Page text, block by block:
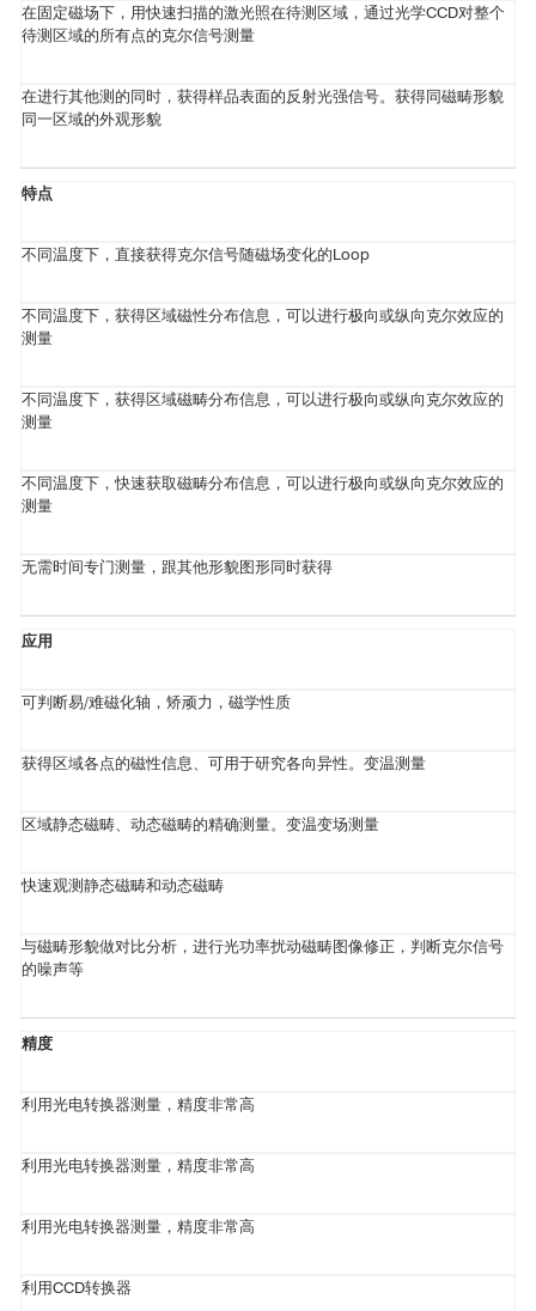
在固定磁场下，用快速扫描的激光照在待测区域，通过光学CCD对整个
待测区域的所有点的克尔信号测量
在进行其他测的同时，获得样品表面的反射光强信号。获得同磁畴形貌
同一区域的外观形貌
特点
不同温度下，直接获得克尔信号随磁场变化的Loop
不同温度下，获得区域磁性分布信息，可以进行极向或纵向克尔效应的
测量
不同温度下，获得区域磁畴分布信息，可以进行极向或纵向克尔效应的
测量
不同温度下，快速获取磁畴分布信息，可以进行极向或纵向克尔效应的
测量
无需时间专门测量，跟其他形貌图形同时获得
应用
可判断易/难磁化轴，矫顽力，磁学性质
获得区域各点的磁性信息、可用于研究各向异性。变温测量
区域静态磁畴、动态磁畴的精确测量。变温变场测量
快速观测静态磁畴和动态磁畴
与磁畴形貌做对比分析，进行光功率扰动磁畴图像修正，判断克尔信号
的噪声等
精度
利用光电转换器测量，精度非常高
利用光电转换器测量，精度非常高
利用光电转换器测量，精度非常高
利用CCD转换器